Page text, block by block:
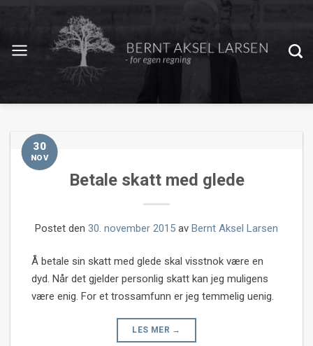
30
NOV
Betale skatt med glede
Postet den 30. november 2015 av Bernt Aksel Larsen
Å betale sin skatt med glede skal visstnok være en
dyd. Når det gjelder personlig skatt kan jeg muligens
være enig. For et trossamfunn er jeg temmelig uenig.
LES MER →